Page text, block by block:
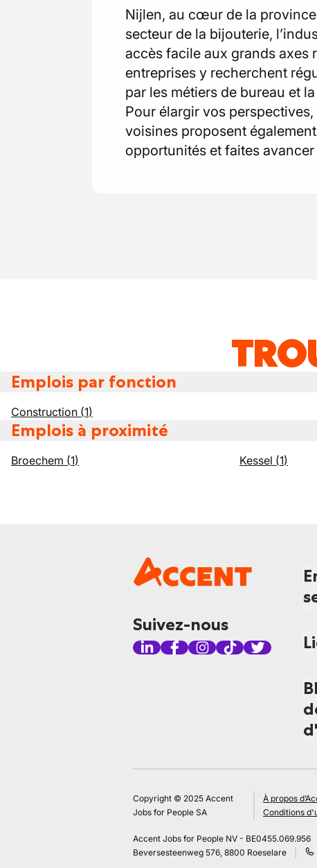
Nijlen, au cœur de la province
secteur de la bijouterie,
accès facile aux grands axes
entreprises y recherchent
par les métiers de bureau et
Pour élargir vos
voisines proposent
opportunités et faites
Emplois par fonction
Construction (1)
Emplois à proximité
Broechem (1) Kessel (1)
Suivez-nous
Copyright © 2025 Accent
Jobs for People SA
À propos
Conditions
Accent Jobs for People NV - BE0455.069.956
Beversesteenweg 576, 8800 Roeselare